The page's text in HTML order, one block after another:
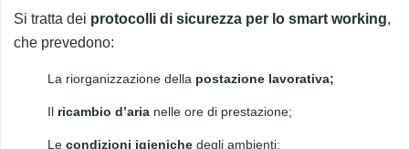
Si tratta dei protocolli di sicurezza per lo smart working,
che prevedono:
La riorganizzazione della postazione lavorativa;
Il ricambio d’aria nelle ore di prestazione;
Le condizioni igieniche degli ambienti;